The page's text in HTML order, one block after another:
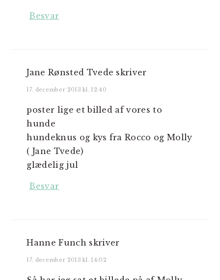
Besvar
Jane Rønsted Tvede skriver
17. december 2013 kl. 12:40
poster lige et billed af vores to
hunde
hundeknus og kys fra Rocco og Molly
( Jane Tvede)
glædelig jul
Besvar
Hanne Funch skriver
17. december 2013 kl. 14:02